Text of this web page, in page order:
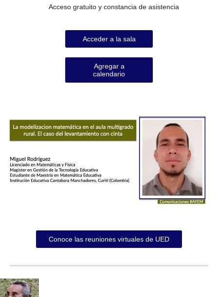
Acceso gratuito y constancia de asistencia
Acceder a la sala
Agregar a
calendario
Conoce las reuniones virtuales de UED